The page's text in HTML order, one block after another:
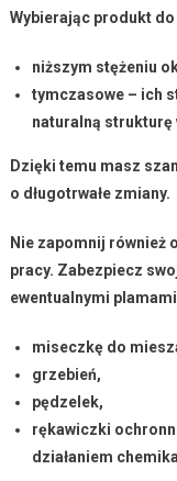
Wybierając produkt
niższym stężeniu
tymczasowe – ich
naturalną strukturę
Dzięki temu masz
o długotrwałe zmiany.
Nie zapomnij również
pracy. Zabezpiecz
ewentualnymi
miseczkę do
grzebień,
pędzelek,
rękawiczki
działaniem